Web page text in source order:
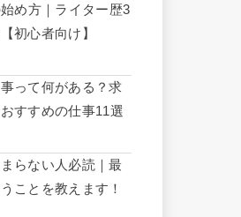
め方｜ライター歴3
初心者向け】
って何がある？求
すすめの仕事11選
らない人必読｜最
ことを教えます！